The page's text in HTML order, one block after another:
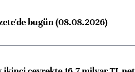
bugün (08.08.2026)